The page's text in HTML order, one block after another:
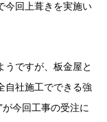
今回上葺きを実施い
うですが、板金屋と
自社施工でできる強
今回工事の受注に